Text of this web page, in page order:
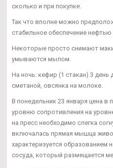
сколько и при покупке.
Так что вполне можно
стабильное обеспечение
Некоторые просто снимают
умываются мылом.
На ночь: кефир (1 стакан) 3 день
сметаной, овсянка на молоке.
В понедельник 23 января цена в
уровню сопротивления на
на пресс необходимо слегка
включалась прямая мышца
характеризуется образованием
сосуда, который размещается